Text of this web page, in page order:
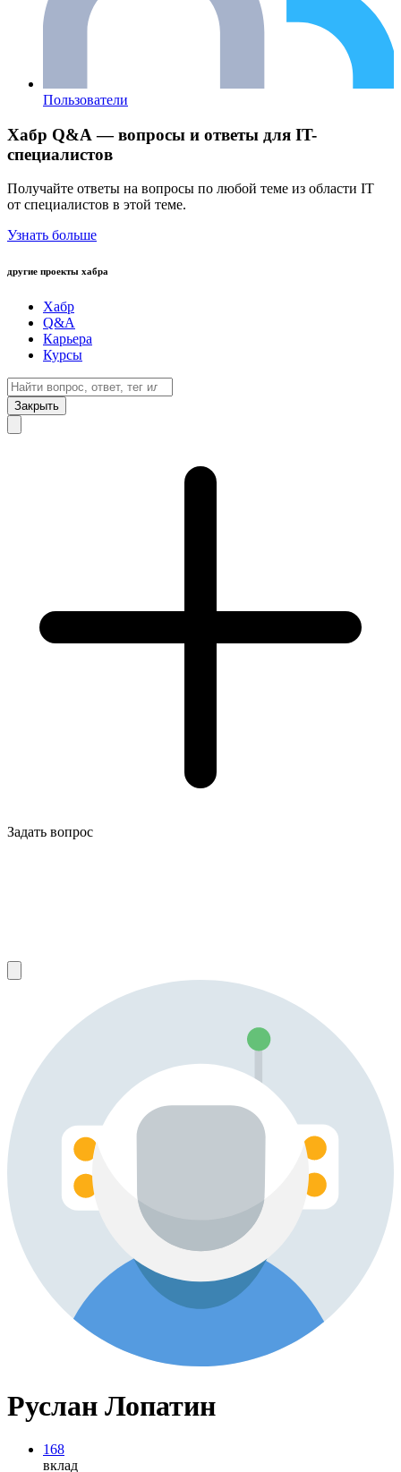
Пользователи
Хабр Q&A — вопросы и ответы для IT-
специалистов
Получайте ответы на вопросы по любой теме из области IT
от специалистов в этой теме.
Узнать больше
другие проекты хабра
Хабр
Q&A
Карьера
Курсы
Закрыть
Задать вопрос
Руслан Лопатин
168
вклад